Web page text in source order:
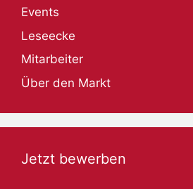
Events
Leseecke
Mitarbeiter
Über den Markt
Jetzt bewerben